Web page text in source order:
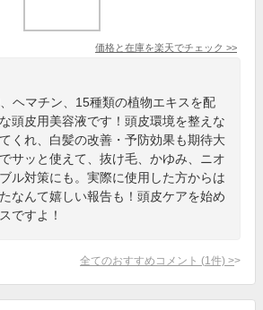
価格と在庫を楽天でチェック >>
ヘマチン、15種類の植物エキスを配
頭皮用美容液です！頭皮環境を整えな
くれ、白髪の改善・予防効果も期待大
サッと使えて、抜け毛、かゆみ、ニオ
ル対策にも。実際に使用した方からは
なんて嬉しい報告も！頭皮ケアを始め
ですよ！
全てのおすすめコメント (1 件) >